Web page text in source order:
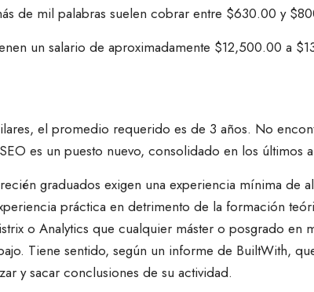
de mil palabras suelen cobrar entre $630.00 y
un salario de aproximadamente $12,500.00 a
el promedio requerido es de 3 años. No
es un puesto nuevo, consolidado en los últimos
graduados exigen una experiencia mínima de
práctica en detrimento de la formación
o Analytics que cualquier máster o posgrado en
Tiene sentido, según un informe de BuiltWith,
y sacar conclusiones de su actividad.